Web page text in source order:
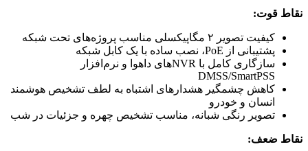
نقاط قوت:
کیفیت تصویر ۲ مگاپیکسلی مناسب پروژه‌های تحت شبکه
پشتیبانی از PoE، نصب ساده با یک کابل شبکه
سازگاری کامل با NVRهای داهوا و نرم‌افزار
DMSS/SmartPSS
کاهش چشمگیر هشدارهای اشتباه به لطف تشخیص هوشمند
انسان و خودرو
تصویر رنگی شبانه، مناسب تشخیص چهره و جزئیات در شب
نقاط ضعف: